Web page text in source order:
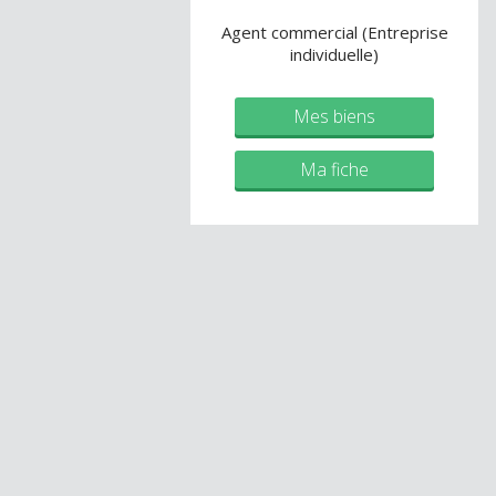
Agent commercial (Entreprise
individuelle)
Mes biens
Ma fiche